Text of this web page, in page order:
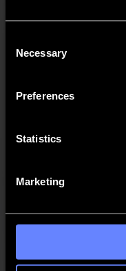
Selection
Necessary
Preferences
Statistics
Marketing